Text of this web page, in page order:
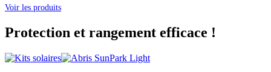
Voir les produits
Protection et rangement efficace !